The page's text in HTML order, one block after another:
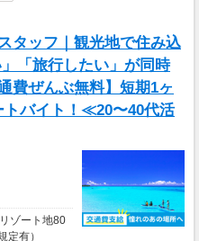
タッフ｜観光地で住み込
「旅行したい」が同時
費ぜんぶ無料】短期1ヶ
トバイト！≪20〜40代活
助がありま
ゾート地80
定有）